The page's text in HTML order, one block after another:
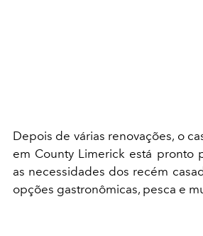
Depois de várias renovações, o
em County Limerick está pronto
as necessidades dos recém
opções gastronômicas, pesca e